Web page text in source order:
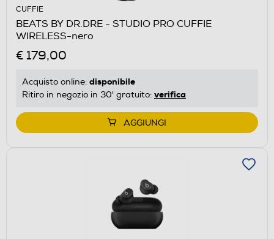
CUFFIE
BEATS BY DR.DRE - STUDIO PRO CUFFIE
WIRELESS-nero
€ 179,00
Acquisto online: disponibile
Ritiro in negozio in 30' gratuito: verifica
AGGIUNGI